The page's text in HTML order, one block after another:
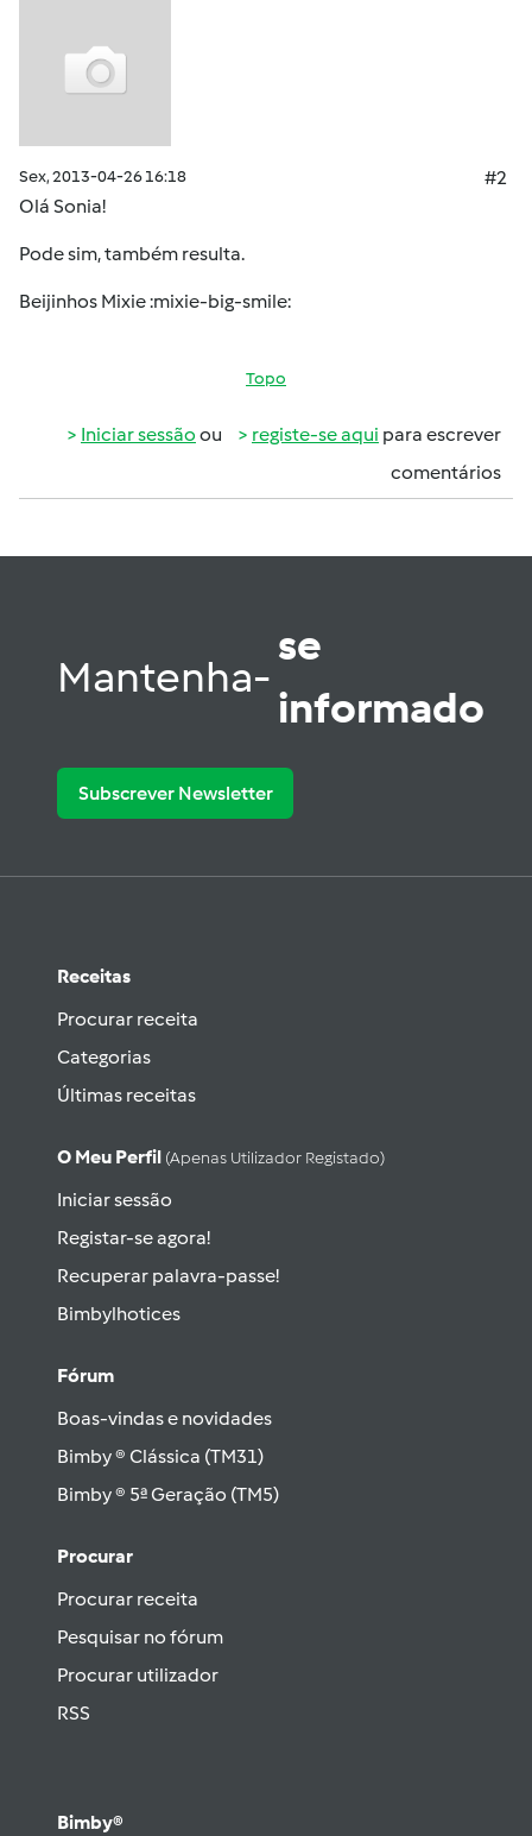
Sex, 2013-04-26 16:18
#2
Olá Sonia!
Pode sim, também resulta.
Beijinhos Mixie :mixie-big-smile:
Topo
Iniciar sessão ou registe-se aqui para escrever
comentários
Mantenha-
se
informado
Subscrever Newsletter
Receitas
Procurar receita
Categorias
Últimas receitas
O Meu Perfil (apenas Utilizador Registado)
Iniciar sessão
Registar-se agora!
Recuperar palavra-passe!
Bimbylhotices
Fórum
Boas-vindas e novidades
Bimby ® Clássica (TM31)
Bimby ® 5ª Geração (TM5)
Procurar
Procurar receita
Pesquisar no fórum
Procurar utilizador
RSS
Bimby®